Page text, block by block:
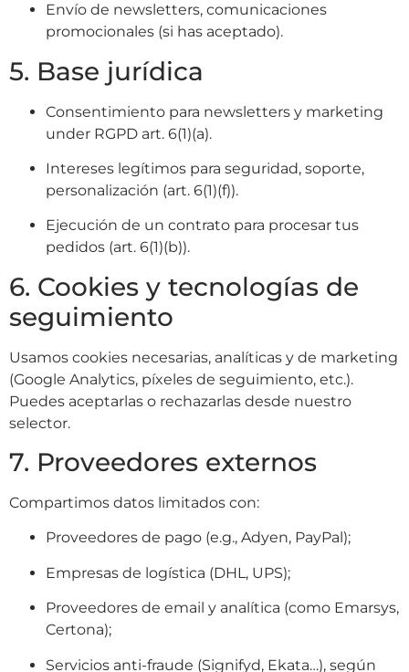
Envío de newsletters, comunicaciones
promocionales (si has aceptado).
5. Base jurídica
Consentimiento para newsletters y marketing
under RGPD art. 6(1)(a).
Intereses legítimos para seguridad, soporte,
personalización (art. 6(1)(f)).
Ejecución de un contrato para procesar tus
pedidos (art. 6(1)(b)).
6. Cookies y tecnologías de
seguimiento
Usamos cookies necesarias, analíticas y de marketing
(Google Analytics, píxeles de seguimiento, etc.).
Puedes aceptarlas o rechazarlas desde nuestro
selector.
7. Proveedores externos
Compartimos datos limitados con:
Proveedores de pago (e.g., Adyen, PayPal);
Empresas de logística (DHL, UPS);
Proveedores de email y analítica (como Emarsys,
Certona);
Servicios anti-fraude (Signifyd, Ekata…), según